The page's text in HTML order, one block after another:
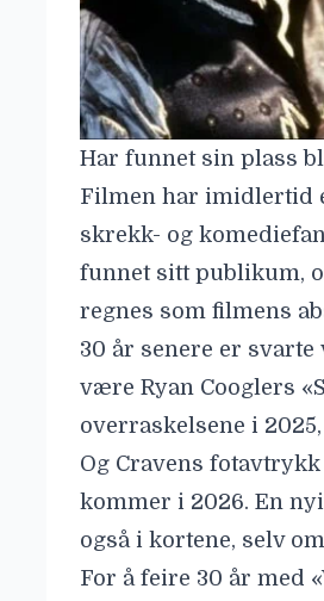
regnes som filmens
30 år senere er svarte
væreRyan Cooglers
overraskelsene i
Og Cravens
kommer i 2026. En
også i kortene, selv
For å feire 30 år med
vil ha hele filmen, er